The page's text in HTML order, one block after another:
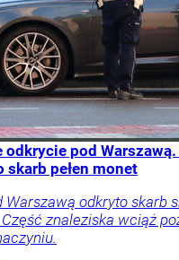
odkrycie pod
skarb pełen monet
Warszawą odkryto skarb
znaleziska wciąż